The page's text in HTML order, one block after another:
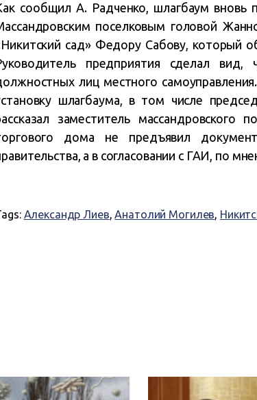
сообщил А. Радченко, шлагбаум
поселковым головой
сад» Федору Сабову, который
предприятия сделал
лиц местного
шлагбаума, в том числе
заместитель
дома не предъявил
а в согласовании с ГАИ, по
Александр Лиев,Анатолий Могилев,